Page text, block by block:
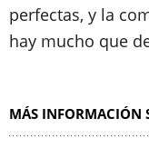
perfectas, y la
hay mucho que
MÁS INFORMACIÓN